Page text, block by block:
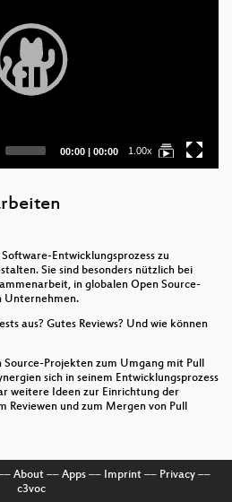
Current
00:00 | Total
00:00 1.00x
Entwicklungsprozess zu
Sie sind besonders nützlich bei
in globalen Open Source-
Unternehmen.
aus? Gutes Reviews? Und wie können
Projekten zum Umgang mit Pull
sich in seinem Entwicklungsprozess
weitere Ideen zur Einrichtung der
Reviewen und zum Mergen von Pull
About–– Apps–– Imprint–– Privacy––
c3voc